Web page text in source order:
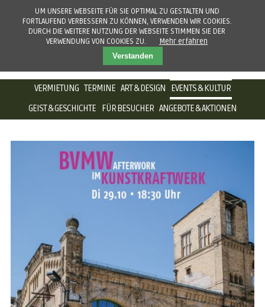
NAVIGATION
ÜBERSPRINGEN
VERMIETUNG TERMINE ART & DESIGN
EVENTS & KULTUR
GEIST & GESCHICHTE
FÜR BESUCHER ANGEBOTE & AKTIONEN
UM UNSERE WEBSEITE FÜR SIE OPTIMAL ZU GESTALTEN UND
FORTLAUFEND VERBESSERN ZU KÖNNEN, VERWENDEN WIR COOKIES.
DURCH DIE WEITERE NUTZUNG DER WEBSEITE STIMMEN SIE DER
VERWENDUNG VON COOKIES ZU.
Mehr erfahren
Verstanden